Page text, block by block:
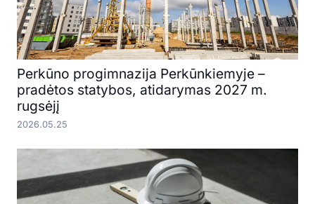
Perkūno progimnazija Perkūnkiemyje –
pradėtos statybos, atidarymas 2027 m.
rugsėjį
2026.05.25